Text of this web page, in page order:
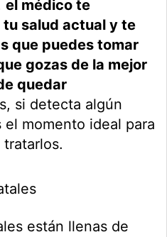
el médico te
salud actual y te
que puedes tomar
gozas de la mejor
quedar
si detecta algún
momento ideal para
están llenas de